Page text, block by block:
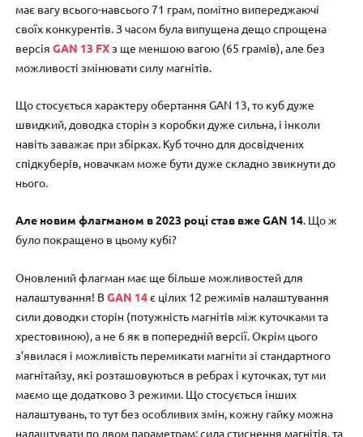
має вагу всього-навсього 71 грам, помітно випереджаючі
своїх конкурентів. З часом була випущена дещо спрощена
версіяGAN 13 FX з ще меншою вагою (65 грамів), але без
можливості змінювати силу магнітів.
Що стосується характеру обертання GAN 13, то куб дуже
швидкий, доводка сторін з коробки дуже сильна, і інколи
навіть заважає при збірках. Куб точно для досвідчених
спідкуберів, новачкам може бути дуже складно звикнути до
нього.
Але новим флагманом в 2023 році став вже GAN 14. Що ж
було покращено в цьому кубі?
Оновлений флагман має ще більше можливостей для
налаштування! ВGAN 14є цілих 12 режимів налаштування
сили доводки сторін (потужність магнітів між куточками та
хрестовиною), а не 6 як в попередній версії. Окрім цього
з’явилася і можливість перемикати магніти зі стандартного
магнітайзу, які розташовуються в ребрах і куточках, тут ми
маємо ще додатково 3 режими. Що стосується інших
налаштувань, то тут без особливих змін, кожну гайку можна
налаштувати по двом параметрам: сила стиснення магнітів, та